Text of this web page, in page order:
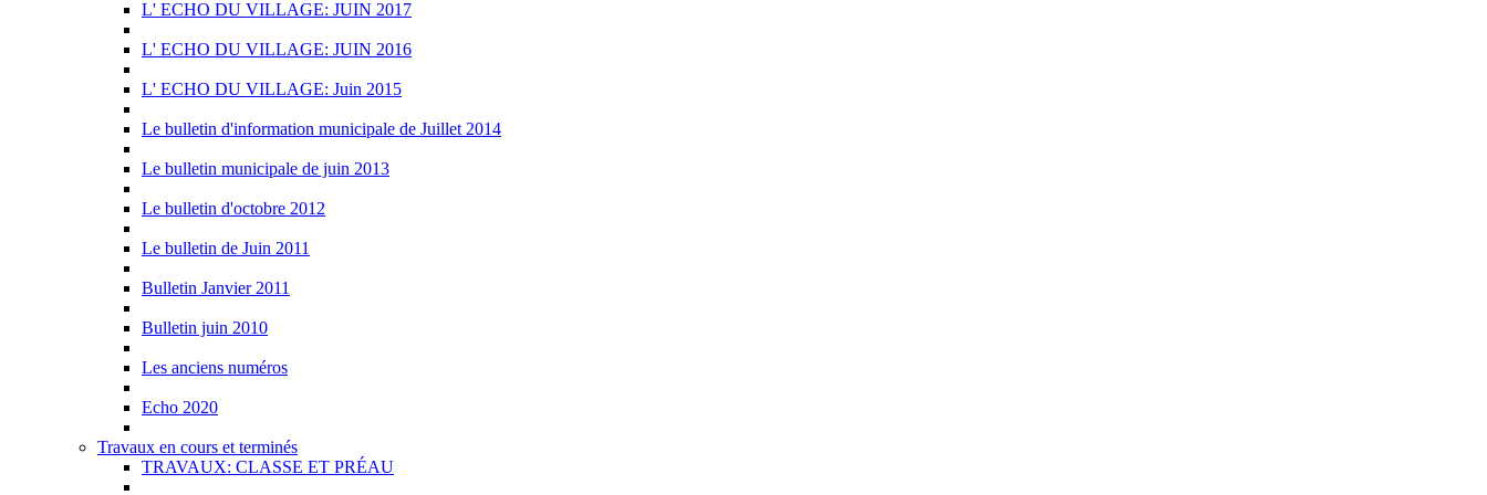
L' ECHO DU VILLAGE: JUIN 2017
L' ECHO DU VILLAGE: JUIN 2016
L' ECHO DU VILLAGE: Juin 2015
Le bulletin d'information municipale de Juillet 2014
Le bulletin municipale de juin 2013
Le bulletin d'octobre 2012
Le bulletin de Juin 2011
Bulletin Janvier 2011
Bulletin juin 2010
Les anciens numéros
Echo 2020
Travaux en cours et terminés
TRAVAUX: CLASSE ET PRÉAU